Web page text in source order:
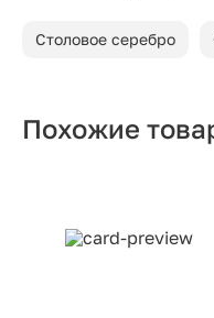
Столовое серебро
Похожие